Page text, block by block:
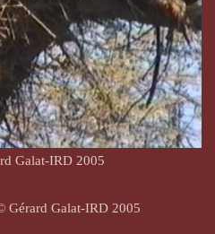
Galat-IRD 2005
Gérard Galat-IRD 2005